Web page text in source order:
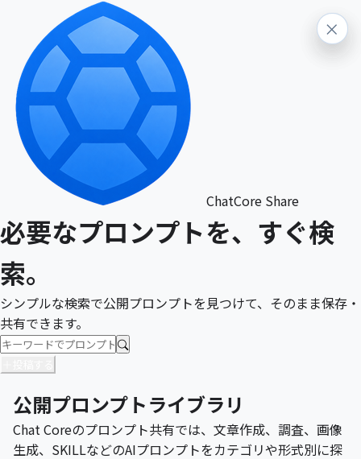
ChatCore Share
必要なプロンプトを、すぐ検
索。
シンプルな検索で公開プロンプトを見つけて、そのまま保存・
共有できます。
公開プロンプトライブラリ
Chat Coreのプロンプト共有では、文章作成、調査、画像
生成、SKILLなどのAIプロンプトをカテゴリや形式別に探
×
×